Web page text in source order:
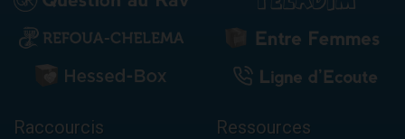
Raccourcis Ressources